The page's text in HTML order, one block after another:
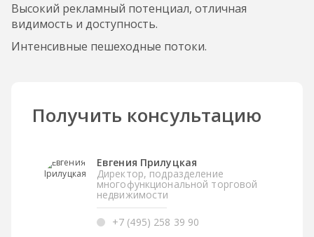
Высокий рекламный потенциал, отличная
видимость и доступность.
Интенсивные пешеходные потоки.
Получить консультацию
Евгения Прилуцкая
Директор, подразделение
многофункциональной торговой
недвижимости
+7 (495) 258 39 90